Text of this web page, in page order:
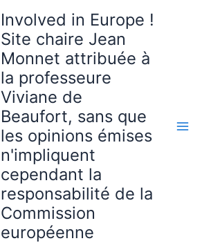
Involved in Europe !
Site chaire Jean
Monnet attribuée à
la professeure
Viviane de
Beaufort, sans que
les opinions émises
n'impliquent
cependant la
responsabilité de la
Commission
européenne